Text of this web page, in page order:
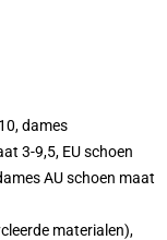
dames
3-9,5, EU schoen
AU schoen maat
materialen),